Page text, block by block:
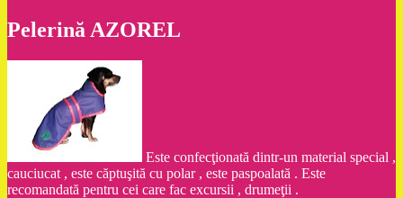
Pelerină AZOREL
Este confecţionată dintr-un material special ,
cauciucat , este căptuşită cu polar , este paspoalată . Este
recomandată pentru cei care fac excursii , drumeţii .